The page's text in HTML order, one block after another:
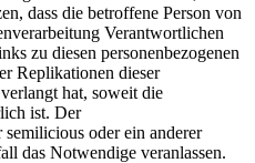
dass die betroffene Person von
Verantwortlichen
zu diesen personenbezogenen
Replikationen dieser
hat, soweit die
ist. Der
semilicious oder ein anderer
das Notwendige veranlassen.